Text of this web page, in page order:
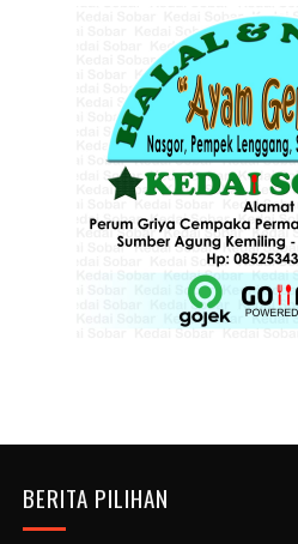
BERITA PILIHAN